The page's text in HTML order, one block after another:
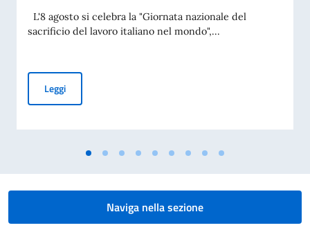
L'8 agosto si celebra la "Giornata nazionale del
sacrificio del lavoro italiano nel mondo",...
LeggiMESSAGGIO DEL VICE PRESIDENTE DEL CONSIGLIO DEI
Naviga nella sezione